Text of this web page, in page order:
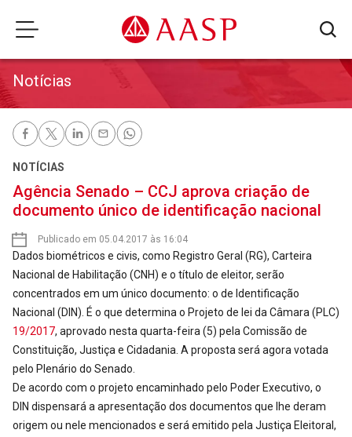
Notícias
NOTÍCIAS
Agência Senado – CCJ aprova criação de
documento único de identificação nacional
Publicado em 05.04.2017 às 16:04
Dados biométricos e civis, como Registro Geral (RG), Carteira
Nacional de Habilitação (CNH) e o título de eleitor, serão
concentrados em um único documento: o de Identificação
Nacional (DIN). É o que determina o Projeto de lei da Câmara (PLC)
19/2017, aprovado nesta quarta-feira (5) pela Comissão de
Constituição, Justiça e Cidadania. A proposta será agora votada
pelo Plenário do Senado.
De acordo com o projeto encaminhado pelo Poder Executivo, o
DIN dispensará a apresentação dos documentos que lhe deram
origem ou nele mencionados e será emitido pela Justiça Eleitoral,